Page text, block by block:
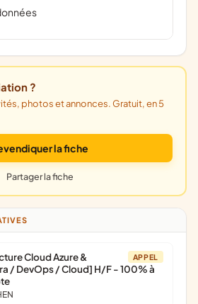
?
la fiche
Partager la fiche
APPEL
Cloud Azure &
/ DevOps / Cloud] H/F - 100% à